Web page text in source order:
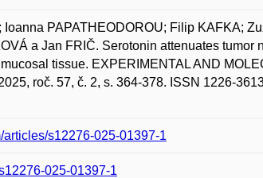
Ioanna PAPATHEODOROU; Filip KAFKA;
a Jan FRIČ. Serotonin attenuates
tissue. EXPERIMENTAL AND
roč. 57, č. 2, s. 364-378. ISSN 1226-
articles/s12276-025-01397-1
025-01397-1